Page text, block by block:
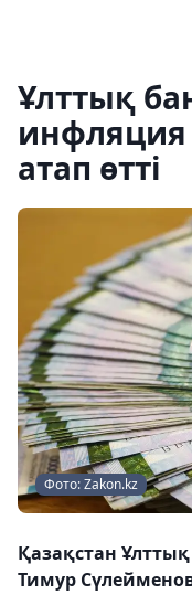
Ұлттық
инфляция
атап өтті
Фото: Zakon.kz
Қазақстан
Тимур